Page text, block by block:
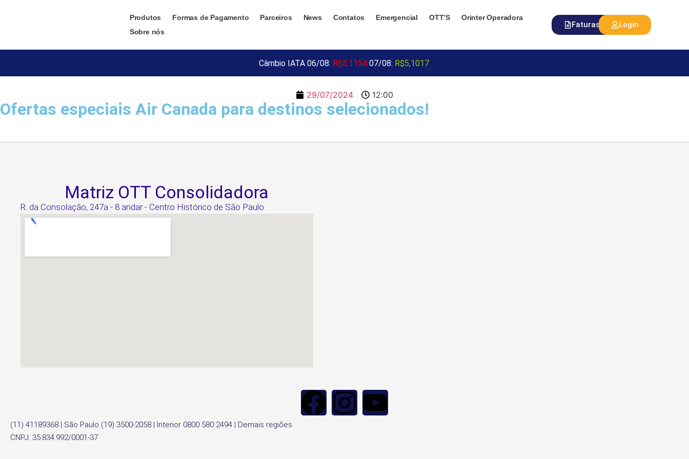
Produtos Formas de Pagamento Parceiros News Contatos Emergencial OTT’S
Orinter Operadora
Sobre nós
Faturas Login
Câmbio IATA 06/08: R$5,1154 07/08: R$5,1017
29/07/2024 12:00
Ofertas especiais Air Canada para destinos selecionados!
Matriz OTT Consolidadora
R. da Consolação, 247a - 8 andar - Centro Histórico de São Paulo
(11) 41189368 | São Paulo (19) 3500-2058 | Interior 0800 580 2494 | Demais regiões
CNPJ: 35.834.992/0001-37